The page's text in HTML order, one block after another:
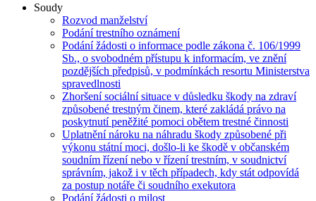
Soudy
Rozvod manželství
Podání trestního oznámení
Podání žádosti o informace podle zákona č. 106/1999
Sb., o svobodném přístupu k informacím, ve znění
pozdějších předpisů, v podmínkách resortu Ministerstva
spravedlnosti
Zhoršení sociální situace v důsledku škody na zdraví
způsobené trestným činem, které zakládá právo na
poskytnutí peněžité pomoci obětem trestné činnosti
Uplatnění nároku na náhradu škody způsobené při
výkonu státní moci, došlo-li ke škodě v občanském
soudním řízení nebo v řízení trestním, v soudnictví
správním, jakož i v těch případech, kdy stát odpovídá
za postup notáře či soudního exekutora
Podání žádosti o milost